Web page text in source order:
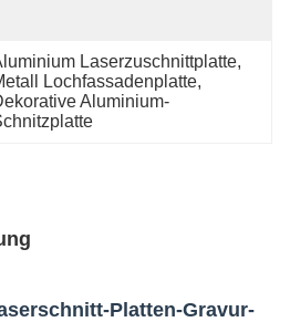
Laserzuschnittplatte,
Lochfassadenplatte,
Aluminium-
Platten-Gravur-